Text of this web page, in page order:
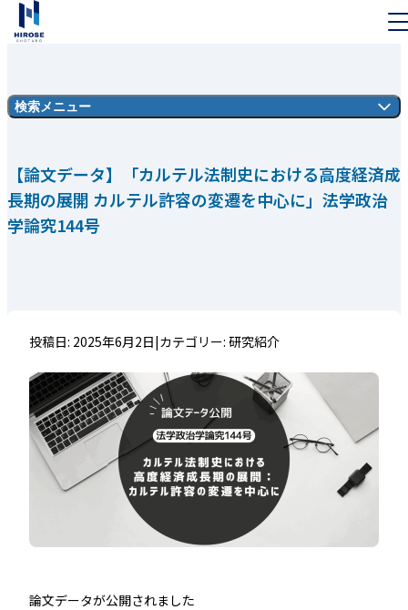
Skip to content
検索メニュー
【論文データ】「カルテル法制史における高度経済成
長期の展開 カルテル許容の変遷を中心に」法学政治
学論究144号
投稿日: 2025年6月2日|カテゴリー: 研究紹介
論文データが公開されました